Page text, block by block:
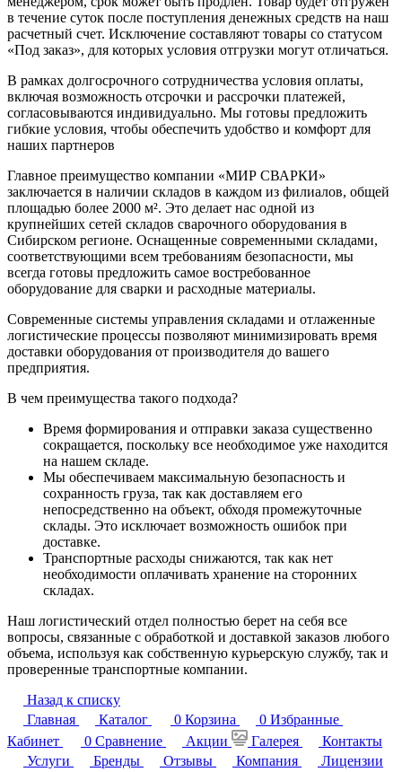
в течение суток после поступления денежных средств на наш
расчетный счет. Исключение составляют товары со статусом
«Под заказ», для которых условия отгрузки могут отличаться.
В рамках долгосрочного сотрудничества условия оплаты,
включая возможность отсрочки и рассрочки платежей,
согласовываются индивидуально. Мы готовы предложить
гибкие условия, чтобы обеспечить удобство и комфорт для
наших партнеров
Главное преимущество компании «МИР СВАРКИ»
заключается в наличии складов в каждом из филиалов, общей
площадью более 2000 м². Это делает нас одной из
крупнейших сетей складов сварочного оборудования в
Сибирском регионе. Оснащенные современными складами,
соответствующими всем требованиям безопасности, мы
всегда готовы предложить самое востребованное
оборудование для сварки и расходные материалы.
Современные системы управления складами и отлаженные
логистические процессы позволяют минимизировать время
доставки оборудования от производителя до вашего
предприятия.
В чем преимущества такого подхода?
Время формирования и отправки заказа существенно
сокращается, поскольку все необходимое уже находится
на нашем складе.
Мы обеспечиваем максимальную безопасность и
сохранность груза, так как доставляем его
непосредственно на объект, обходя промежуточные
склады. Это исключает возможность ошибок при
доставке.
Транспортные расходы снижаются, так как нет
необходимости оплачивать хранение на сторонних
складах.
Наш логистический отдел полностью берет на себя все
вопросы, связанные с обработкой и доставкой заказов любого
объема, используя как собственную курьерскую службу, так и
проверенные транспортные компании.
Назад к списку
Главная
Каталог 0 Корзина 0 Избранные
Кабинет
0 Сравнение Акции Галерея
Контакты
Услуги
Бренды Отзывы Компания
Лицензии